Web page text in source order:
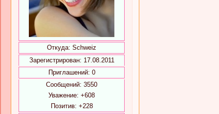
Откуда: Schweiz
Зарегистрирован: 17.08.2011
Приглашений: 0
Сообщений: 3550
Уважение: +608
Позитив: +228